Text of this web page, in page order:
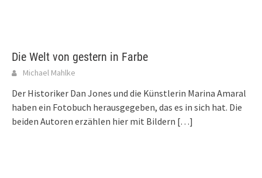
Die Welt von gestern in Farbe
Michael Mahlke
Der Historiker Dan Jones und die Künstlerin Marina Amaral
haben ein Fotobuch herausgegeben, das es in sich hat. Die
beiden Autoren erzählen hier mit Bildern […]